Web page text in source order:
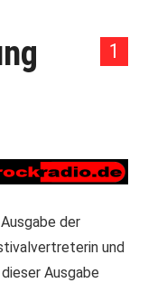
1
der
und
Ausgabe